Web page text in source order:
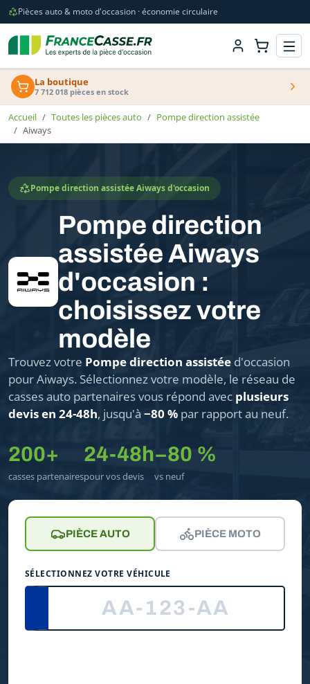
Pièces auto & moto d'occasion · économie circulaire
La boutique
7 712 018 pièces en stock
Accueil Toutes les pièces auto
Pompe direction assistée
Aiways
Pompe direction assistée Aiways d'occasion
Pompe direction
assistée Aiways
d'occasion :
choisissez votre
modèle
Trouvez votre Pompe direction assistée d'occasion
pour Aiways. Sélectionnez votre modèle, le réseau de
casses auto partenaires vous répond avec plusieurs
devis en 24-48h, jusqu'à −80 % par rapport au neuf.
200+
casses partenaires
24-48h
pour vos devis
−80 %
vs neuf
PIÈCE AUTO PIÈCE MOTO
SÉLECTIONNEZ VOTRE VÉHICULE